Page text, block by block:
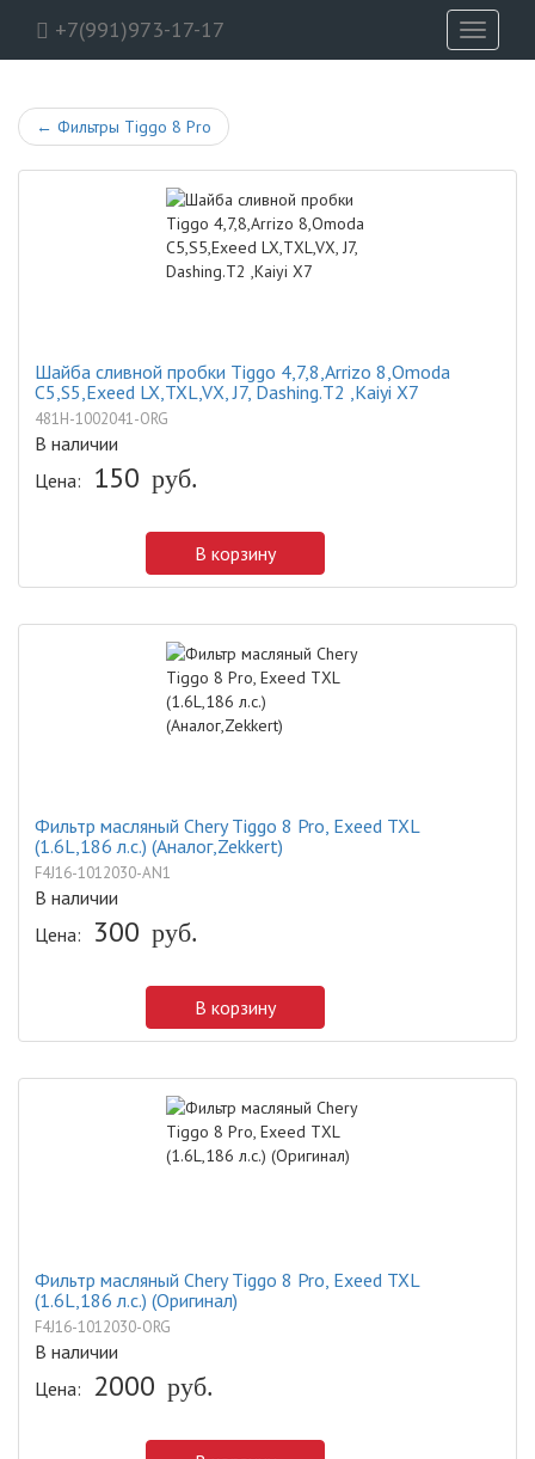
+7(991)973-17-17
Toggle
← Фильтры Tiggo 8 Pro
Шайба сливной пробки Tiggo 4,7,8,Arrizo 8,Omoda
C5,S5,Exeed LX,TXL,VX, J7, Dashing.T2 ,Kaiyi X7
481H-1002041-ORG
В наличии
Цена:
150 руб.
В корзину
Фильтр масляный Chery Tiggo 8 Pro, Exeed TXL
(1.6L,186 л.с.) (Аналог,Zekkert)
F4J16-1012030-AN1
В наличии
Цена:
300 руб.
В корзину
Фильтр масляный Chery Tiggo 8 Pro, Exeed TXL
(1.6L,186 л.с.) (Оригинал)
F4J16-1012030-ORG
В наличии
Цена: 2000 руб.